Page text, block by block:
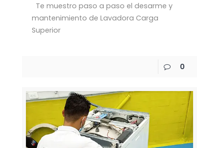
Te muestro paso a paso el desarme y
mantenimiento de Lavadora Carga
Superior
0